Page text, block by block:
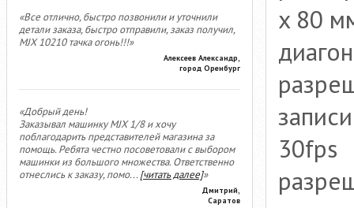
«Все отлично, быстро позвонили и уточнили
детали заказа, быстро отправили, заказ получил,
MJX 10210 тачка огонь!!!»
Алексеев Александр,
город Оренбург
«Добрый день!
Заказывал машинку MJX 1/8 и хочу
поблагодарить представителей магазина за
помощь. Ребята честно посоветовали с выбором
машинки из большого множества. Ответственно
отнеслись к заказу, помо...[читать далее]»
Дмитрий,
Саратов
x 80
30fps